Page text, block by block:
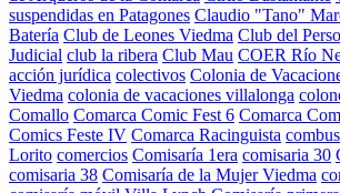
suspendidas en Patagones Claudio "Tano"
Batería Club de Leones Viedma Club del
Judicial club la ribera Club Mau COER Río
acción jurídica colectivos Colonia de
Viedma colonia de vacaciones villalonga
Comallo Comarca Comic Fest 6 Comarca
Comics Feste IV Comarca Racinguista
Lorito comercios Comisaría 1era comisaria 30
comisaria 38 Comisaría de la Mujer Viedma